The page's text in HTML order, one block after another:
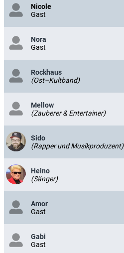
Nicole
Gast
Nora
Gast
Rockhaus
(Ost–Kultband)
Mellow
(Zauberer & Entertainer)
Sido
(Rapper und Musikproduzent)
Heino
(Sänger)
Amor
Gast
Gabi
Gast